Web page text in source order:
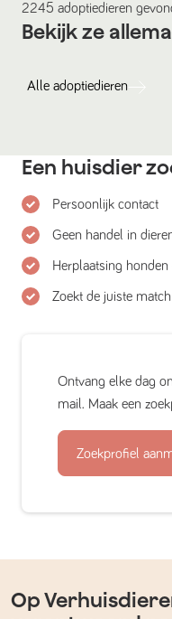
2245 adoptiedieren
Bekijk ze
Alle adoptiedieren
Een huisdier
Persoonlijk contact
Geen handel in
Herplaatsing
Zoekt de juiste match
Ontvang elke dag
mail. Maak een
Zoekprofiel
Op